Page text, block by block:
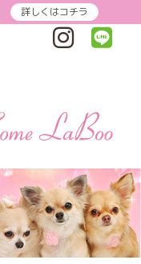
詳しくはコチラ